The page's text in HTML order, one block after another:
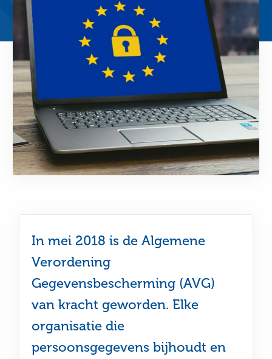
In mei 2018 is de Algemene
Verordening
Gegevensbescherming (AVG)
van kracht geworden. Elke
organisatie die
persoonsgegevens bijhoudt en